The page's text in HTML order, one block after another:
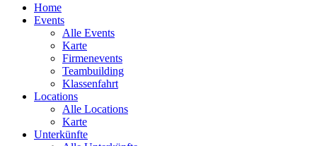
Home
Events
Alle Events
Karte
Firmenevents
Teambuilding
Klassenfahrt
Locations
Alle Locations
Karte
Unterkünfte